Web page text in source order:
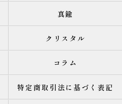
真鍮
クリスタル
コラム
特定商取引法に基づく表記